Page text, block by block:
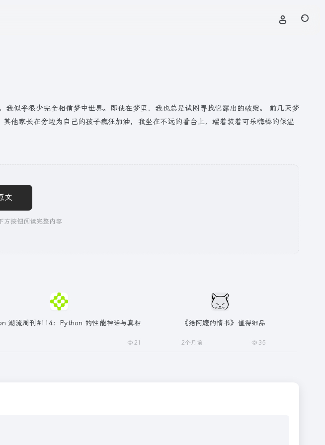
我似乎很少完全相信梦中世界。即使在梦里，我也总是试图寻找它露出的破绽。 前几天梦
他家长在旁边为自己的孩子疯狂加油，我坐在不远的看台上，端着装着可乐嗨棒的保温
文
方按钮阅读完整内容
潮流周刊#114：Python 的性能神话与真相
21
《给阿嬷的情书》值得细品
2个月前 35